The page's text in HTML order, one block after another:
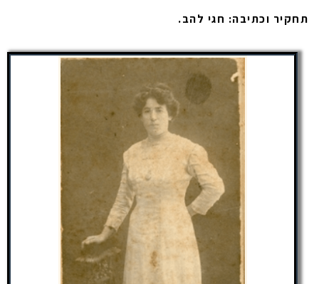
תחקיר וכתיבה: חגי להב.